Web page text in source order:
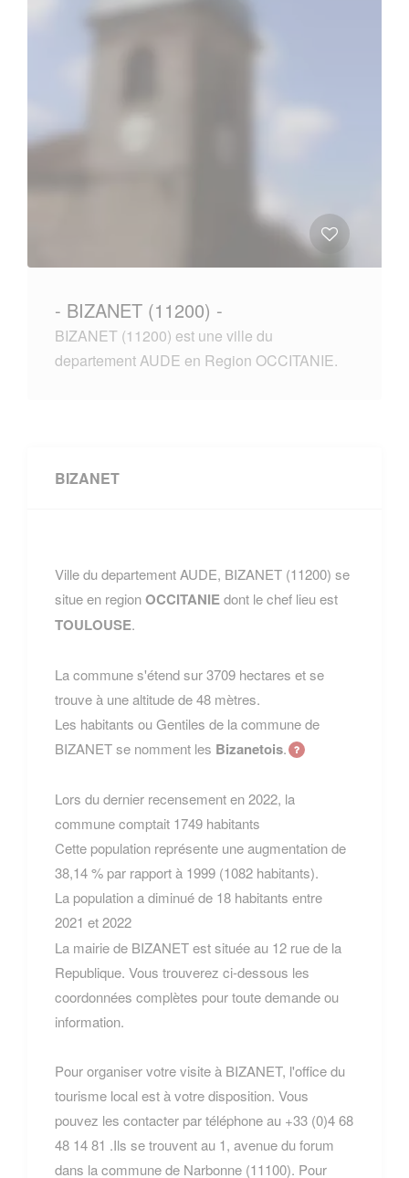
- BIZANET (11200) -
BIZANET (11200) est une ville du
departement AUDE en Region OCCITANIE.
BIZANET
Ville du departement AUDE, BIZANET (11200) se
situe en regionOCCITANIEdont le chef lieu est
TOULOUSE.
La commune s'étend sur 3709 hectares et se
trouve à une altitude de 48 mètres.
Les habitants ou Gentiles de la commune de
BIZANET se nomment les Bizanetois.
Lors du dernier recensement en 2022, la
commune comptait 1749 habitants
Cette population représente une augmentation de
38,14 % par rapport à 1999 (1082 habitants).
La population a diminué de 18 habitants entre
2021 et 2022
La mairie de BIZANET est située au 12 rue de la
Republique. Vous trouverez ci-dessous les
coordonnées complètes pour toute demande ou
information.
Pour organiser votre visite à BIZANET, l'office du
tourisme local est à votre disposition. Vous
pouvez les contacter par téléphone au +33 (0)4 68
48 14 81 .Ils se trouvent au 1, avenue du forum
dans la commune de Narbonne (11100). Pour